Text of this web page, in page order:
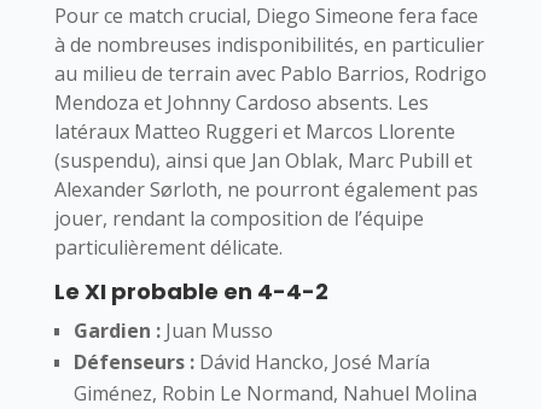
Pour ce match crucial, Diego Simeone fera face
à de nombreuses indisponibilités, en particulier
au milieu de terrain avec Pablo Barrios, Rodrigo
Mendoza et Johnny Cardoso absents. Les
latéraux Matteo Ruggeri et Marcos Llorente
(suspendu), ainsi que Jan Oblak, Marc Pubill et
Alexander Sørloth, ne pourront également pas
jouer, rendant la composition de l’équipe
particulièrement délicate.
Le XI probable en 4-4-2
Gardien : Juan Musso
Défenseurs : Dávid Hancko, José María
Giménez, Robin Le Normand, Nahuel Molina